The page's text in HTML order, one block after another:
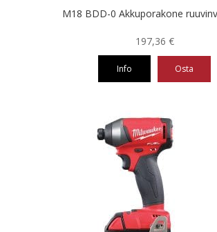
M18 BDD-0 Akkuporakone
197,36 €
Info Osta